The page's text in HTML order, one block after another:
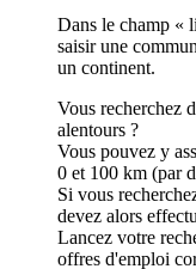
Dans le champ «
saisir une
un continent.
Vous recherchez
alentours ?
Vous pouvez y
0 et 100 km (par
Si vous
devez alors
Lancez votre
offres d'emploi